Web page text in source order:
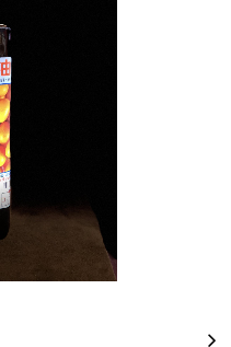
秋冬保養喉嚨最好聖品～
館美國紐約正品服飾~滿
享!9折!
服飾專櫃專車 預約專
短T~全館75折~售完為止!
品~ 金皮油~買滿二千元免
秋冬保養喉嚨最好聖品～
館美國紐約正品服飾~滿